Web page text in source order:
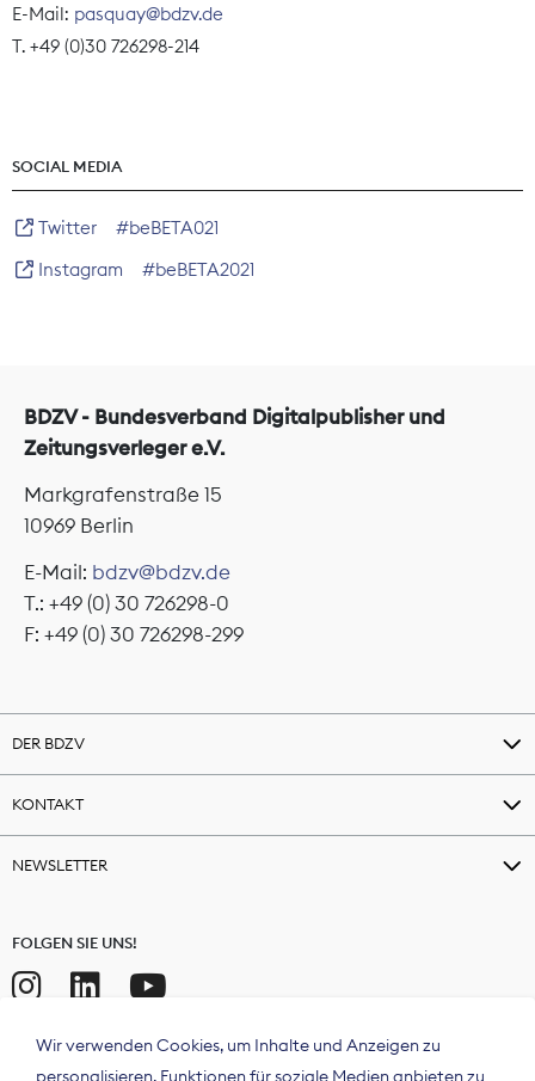
E-Mail: pasquay@bdzv.de
T. +49 (0)30 726298-214
SOCIAL MEDIA
Twitter
#beBETA021
Instagram
#beBETA2021
BDZV - Bundesverband Digitalpublisher und
Zeitungsverleger e.V.
Markgrafenstraße 15
10969 Berlin
E-Mail: bdzv@bdzv.de
T.: +49 (0) 30 726298-0
F: +49 (0) 30 726298-299
DER BDZV
KONTAKT
NEWSLETTER
FOLGEN SIE UNS!
Wir verwenden Cookies, um Inhalte und Anzeigen zu
personalisieren, Funktionen für soziale Medien anbieten zu